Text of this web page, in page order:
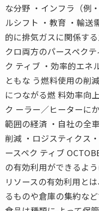
な分野 ・インフラ（例
ルシフト ・教育 ・輸
的に排気ガスに関係
クロ両方のパースペク
ク ティブ ・効率的エネ
ともな う燃料使用の削
につながる燃 料効率向
ク ーラー／ヒーターに
範囲の経済 ・自社の全
削減 ・ロジスティクス
ースペク ティブ
の有効利用ができるよ
リソースの有効利用と
るものや倉庫の集約など